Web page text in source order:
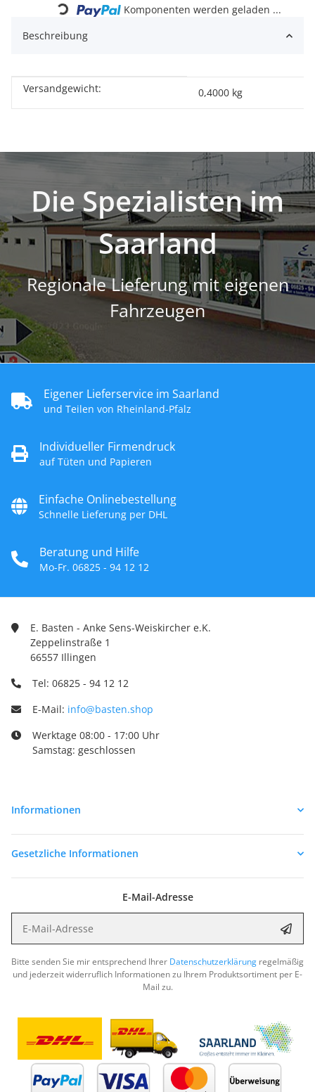
Komponenten werden geladen ...
Beschreibung
Produkteigenschaft
Wert
Versandgewicht: 0,4000 kg
Die Spezialisten im
Saarland
Regionale Lieferung mit eigenen
Fahrzeugen
Eigener Lieferservice im Saarland
und Teilen von Rheinland-Pfalz
Individueller Firmendruck
auf Tüten und Papieren
Einfache Onlinebestellung
Schnelle Lieferung per DHL
Beratung und Hilfe
Mo-Fr. 06825 - 94 12 12
E. Basten - Anke Sens-Weiskircher e.K.
Zeppelinstraße 1
66557 Illingen
Tel: 06825 - 94 12 12
E-Mail: info@basten.shop
Werktage 08:00 - 17:00 Uhr
Samstag: geschlossen
Informationen
Gesetzliche Informationen
E-Mail-Adresse
Bitte senden Sie mir entsprechend Ihrer Datenschutzerklärung regelmäßig
und jederzeit widerruflich Informationen zu Ihrem Produktsortiment per E-
Mail zu.